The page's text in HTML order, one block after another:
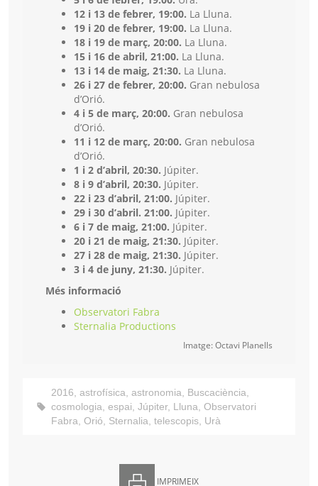
12 i 13 de febrer, 19:00. La Lluna.
19 i 20 de febrer, 19:00. La Lluna.
18 i 19 de març, 20:00. La Lluna.
15 i 16 de abril, 21:00. La Lluna.
13 i 14 de maig, 21:30. La Lluna.
26 i 27 de febrer, 20:00. Gran nebulosa
d’Orió.
4 i 5 de març, 20:00. Gran nebulosa
d’Orió.
11 i 12 de març, 20:00. Gran nebulosa
d’Orió.
1 i 2 d’abril, 20:30. Júpiter.
8 i 9 d’abril, 20:30. Júpiter.
22 i 23 d’abril, 21:00. Júpiter.
29 i 30 d’abril. 21:00. Júpiter.
6 i 7 de maig, 21:00. Júpiter.
20 i 21 de maig, 21:30. Júpiter.
27 i 28 de maig, 21:30. Júpiter.
3 i 4 de juny, 21:30. Júpiter.
Més informació
Observatori Fabra
Sternalia Productions
Imatge: Octavi Planells
2016, astrofísica, astronomia, Buscaciència,
cosmologia, espai, Júpiter, Lluna, Observatori
Fabra, Orió, Sternalia, telescopis, Urà
IMPRIMEIX